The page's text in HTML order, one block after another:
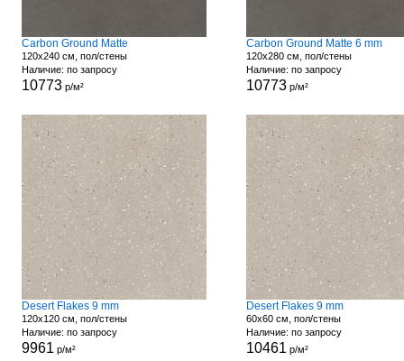
Carbon Ground Matte
120x240 см, пол/стены
Наличие: по запросу
10773р/м²
Carbon Ground Matte 6 mm
120x280 см, пол/стены
Наличие: по запросу
10773р/м²
Desert Flakes 9 mm
120x120 см, пол/стены
Наличие: по запросу
9961 р/м²
Desert Flakes 9 mm
60x60 см, пол/стены
Наличие: по запросу
10461 р/м²